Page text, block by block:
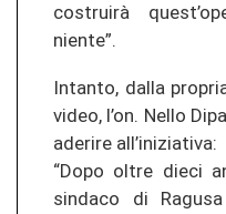
costruirà
niente”.
Intanto, dalla
video, l’on. Nello
aderire all’iniziativa:
“Dopo oltre dieci
sindaco di